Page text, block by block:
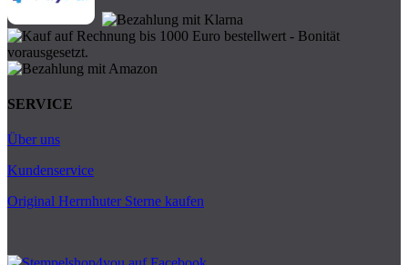
SERVICE
Über uns
Kundenservice
Original Herrnhuter Sterne kaufen